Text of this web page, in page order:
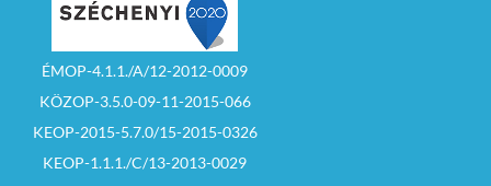
ÉMOP-4.1.1./A/12-2012-0009
KÖZOP-3.5.0-09-11-2015-066
KEOP-2015-5.7.0/15-2015-0326
KEOP-1.1.1./C/13-2013-0029